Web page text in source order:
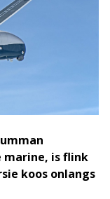
marine, is flink
koos onlangs